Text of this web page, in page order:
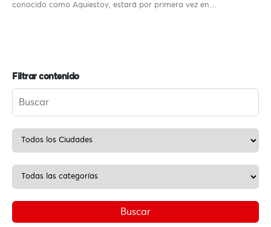
conocido como Aquiestoy, estará por primera vez en…
Filtrar contenido